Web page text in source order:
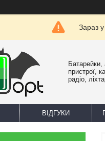
Зараз
Батарейки,
пристрої,
радіо,
ВІДГУКИ